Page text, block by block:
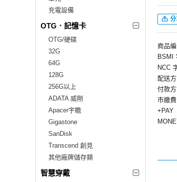
充電設備
OTG．記憶卡
OTG/硬碟
32G
64G
128G
256G以上
ADATA 威剛
Apacer宇瞻
Gigastone
SanDisk
Transcend 創見
其他廠牌儲存類
智慧穿戴
商品
BSMI
NCC
配送
付款
市繳費
+PAY